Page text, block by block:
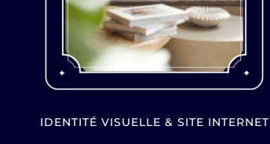
IDENTITÉ VISUELLE & SITE INTERNET